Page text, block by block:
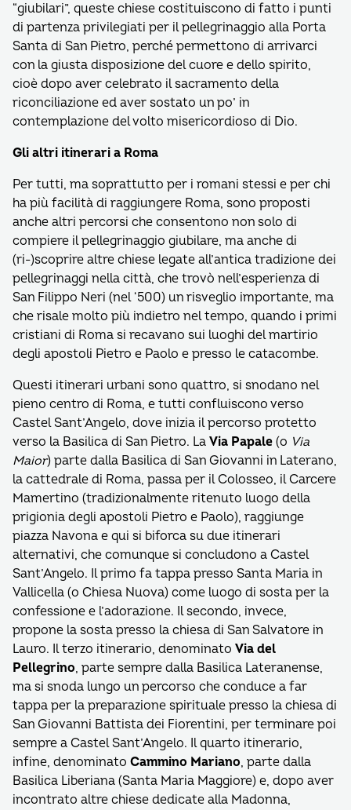
“giubilari”, queste chiese costituiscono di fatto i punti
di partenza privilegiati per il pellegrinaggio alla Porta
Santa di San Pietro, perché permettono di arrivarci
con la giusta disposizione del cuore e dello spirito,
cioè dopo aver celebrato il sacramento della
riconciliazione ed aver sostato un po’ in
contemplazione del volto misericordioso di Dio.
Gli altri itinerari a Roma
Per tutti, ma soprattutto per i romani stessi e per chi
ha più facilità di raggiungere Roma, sono proposti
anche altri percorsi che consentono non solo di
compiere il pellegrinaggio giubilare, ma anche di
(ri-)scoprire altre chiese legate all’antica tradizione dei
pellegrinaggi nella città, che trovò nell’esperienza di
San Filippo Neri (nel ‘500) un risveglio importante, ma
che risale molto più indietro nel tempo, quando i primi
cristiani di Roma si recavano sui luoghi del martirio
degli apostoli Pietro e Paolo e presso le catacombe.
Questi itinerari urbani sono quattro, si snodano nel
pieno centro di Roma, e tutti confluiscono verso
Castel Sant’Angelo, dove inizia il percorso protetto
verso la Basilica di San Pietro. La Via Papale (o Via
Maior) parte dalla Basilica di San Giovanni in Laterano,
la cattedrale di Roma, passa per il Colosseo, il Carcere
Mamertino (tradizionalmente ritenuto luogo della
prigionia degli apostoli Pietro e Paolo), raggiunge
piazza Navona e qui si biforca su due itinerari
alternativi, che comunque si concludono a Castel
Sant’Angelo. Il primo fa tappa presso Santa Maria in
Vallicella (o Chiesa Nuova) come luogo di sosta per la
confessione e l’adorazione. Il secondo, invece,
propone la sosta presso la chiesa di San Salvatore in
Lauro. Il terzo itinerario, denominato Via del
Pellegrino, parte sempre dalla Basilica Lateranense,
ma si snoda lungo un percorso che conduce a far
tappa per la preparazione spirituale presso la chiesa di
San Giovanni Battista dei Fiorentini, per terminare poi
sempre a Castel Sant’Angelo. Il quarto itinerario,
infine, denominato Cammino Mariano, parte dalla
Basilica Liberiana (Santa Maria Maggiore) e, dopo aver
incontrato altre chiese dedicate alla Madonna,